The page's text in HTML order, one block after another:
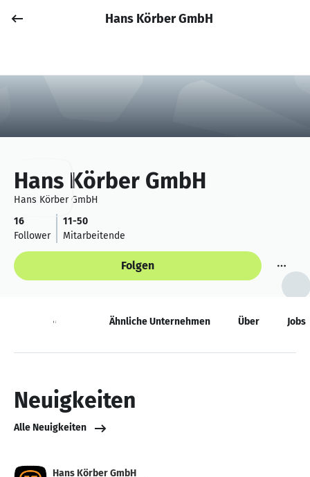
Anmelden
Hans Körber GmbH
Hans Körber GmbH
Hans Körber GmbH
16
Follower
11-50
Mitarbeitende
Folgen
Neuigkeiten Ähnliche Unternehmen Über Jobs
Neuigkeiten
Alle Neuigkeiten
Hans Körber GmbH